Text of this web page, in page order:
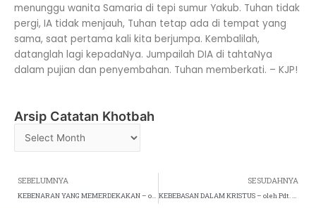
menunggu wanita Samaria di tepi sumur Yakub. Tuhan tidak
pergi, IA tidak menjauh, Tuhan tetap ada di tempat yang
sama, saat pertama kali kita berjumpa. Kembalilah,
datanglah lagi kepadaNya. Jumpailah DIA di tahtaNya
dalam pujian dan penyembahan. Tuhan memberkati. – KJP!
Arsip Catatan Khotbah
Arsip
Prev
SEBELUMNYA
KEBENARAN YANG MEMERDEKAKAN – oleh Pdt. K. Hani Paulus (Ibadah Raya 2 – Minggu, 24 Agustus 2025)
SESUDAHNYA
KEBEBASAN DALAM KRISTUS – oleh Pdt. Gideon Santoso (Ibadah Raya 1,3 – Minggu, 31 Agustus 2025)